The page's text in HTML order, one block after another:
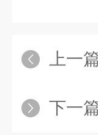
上一
下一